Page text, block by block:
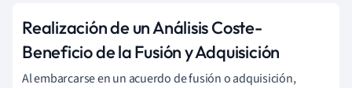
Realización de un Análisis Coste-
Beneficio de la Fusión y Adquisición
Al embarcarse en un acuerdo de fusión o adquisición,